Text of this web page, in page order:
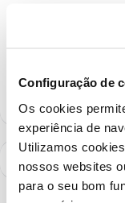
Configuração de
Os cookies
experiência de
Utilizamos
nossos websites
para o seu bom
Ajude a comunidade
como "Melhor